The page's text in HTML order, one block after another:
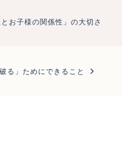
お子様の関係性」の大切さ
る」ためにできること